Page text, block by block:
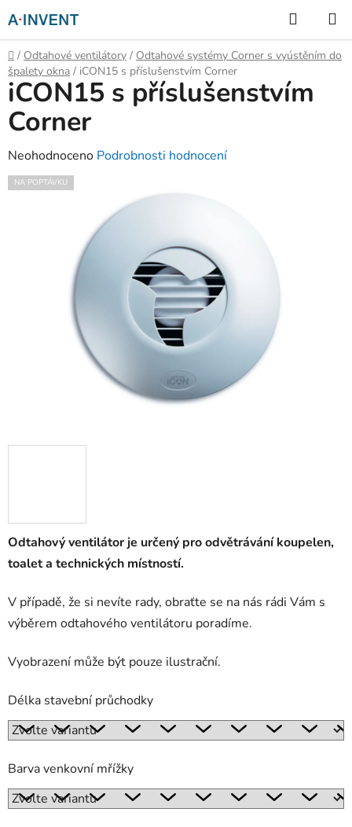
na
obsah
Hledat
Domů
/ Odtahové ventilátory / Odtahové systémy Corner s vyústěním do
špalety okna / iCON15 s příslušenstvím Corner
Odtahový ventilátor je určený pro odvětrávání koupelen,
toalet a technických místností.
V případě, že si nevíte rady, obraťte se na nás rádi Vám s
výběrem odtahového ventilátoru poradíme.
Vyobrazení může být pouze ilustrační.
Délka stavební průchodky
Barva venkovní mřížky
iCON15 s příslušenstvím
Corner
Průměrné
hodnocení
Neohodnoceno Podrobnosti hodnocení
NA POPTÁVKU